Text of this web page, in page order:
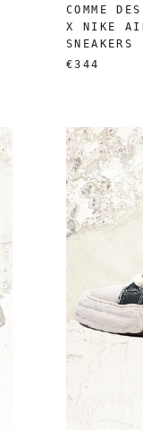
COMME
X NIKE
SNEAKERS
€344